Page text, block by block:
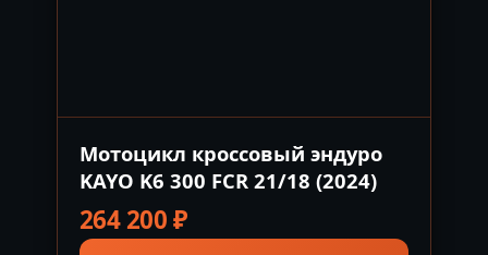
Мотоцикл кроссовый эндуро
KAYO K6 300 FCR 21/18 (2024)
264 200₽